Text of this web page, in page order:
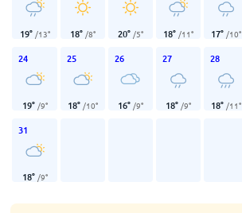
19° /13° 18° /8° 20° /5° 18° /11° 17° /10°
24
19° /9°
25
18° /10°
26
16° /9°
27
18° /9°
28
18° /11°
31
18° /9°